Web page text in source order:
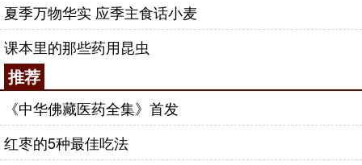
夏季万物华实 应季主食话小麦
课本里的那些药用昆虫
推荐
《中华佛藏医药全集》首发
红枣的5种最佳吃法